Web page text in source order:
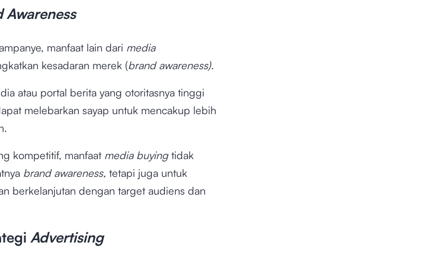
Awareness
manfaat lain dari media
kesadaran merek (brand awareness).
atau portal berita yang otoritasnya tinggi
melebarkan sayap untuk mencakup lebih
kompetitif, manfaat media buyingtidak
brand awareness, tetapi juga untuk
berkelanjutan dengan target audiens dan
Advertising